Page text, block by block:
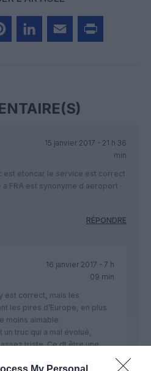
My Personal
15 janvier 2017 - 21 h 36
min
est etoncar le service est correct
a FRA est synonyme d aeroport
RÉPONDRE
16 janvier 2017 - 7 h
09 min
est correct, mais les
les pires d’Europe, en plus
moins aimable.
un truc qui a mal évolué,
triste. Ce dt être une
ne sont pas plus riants.